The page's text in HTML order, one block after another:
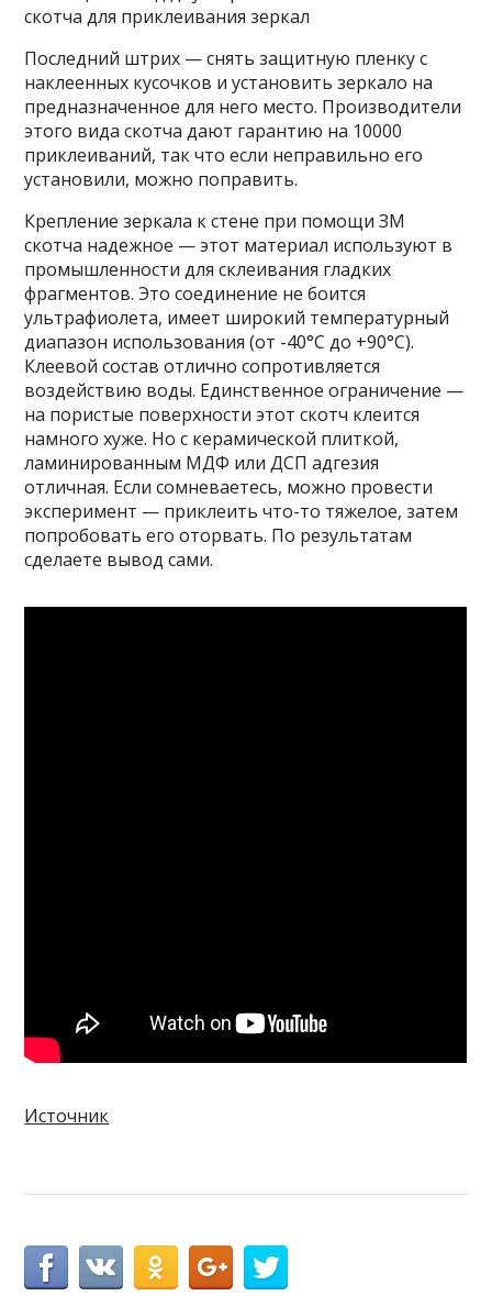
скотча для приклеивания зеркал
Последний штрих — снять защитную пленку с
наклеенных кусочков и установить зеркало на
предназначенное для него место. Производители
этого вида скотча дают гарантию на 10000
приклеиваний, так что если неправильно его
установили, можно поправить.
Крепление зеркала к стене при помощи ЗМ
скотча надежное — этот материал используют в
промышленности для склеивания гладких
фрагментов. Это соединение не боится
ультрафиолета, имеет широкий температурный
диапазон использования (от -40°C до +90°C).
Клеевой состав отлично сопротивляется
воздействию воды. Единственное ограничение —
на пористые поверхности этот скотч клеится
намного хуже. Но с керамической плиткой,
ламинированным МДФ или ДСП адгезия
отличная. Если сомневаетесь, можно провести
эксперимент — приклеить что-то тяжелое, затем
попробовать его оторвать. По результатам
сделаете вывод сами.
Источник